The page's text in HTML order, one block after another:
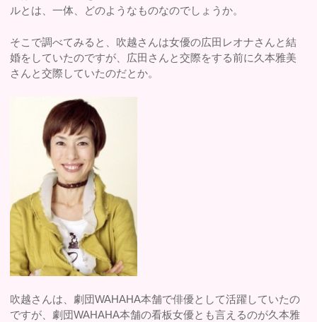
ルとは、一体、どのようなものなのでしょうか。
そこで調べてみると、吹越さんは女優の広田レオナさんと結
婚をしていたのですが、広田さんと交際をする前に久本雅美
さんと交際していたのだとか。
吹越さんは、劇団WAHAHA本舗で俳優として活躍していたの
ですが、劇団WAHAHA本舗の看板女優とも言えるのが久本雅